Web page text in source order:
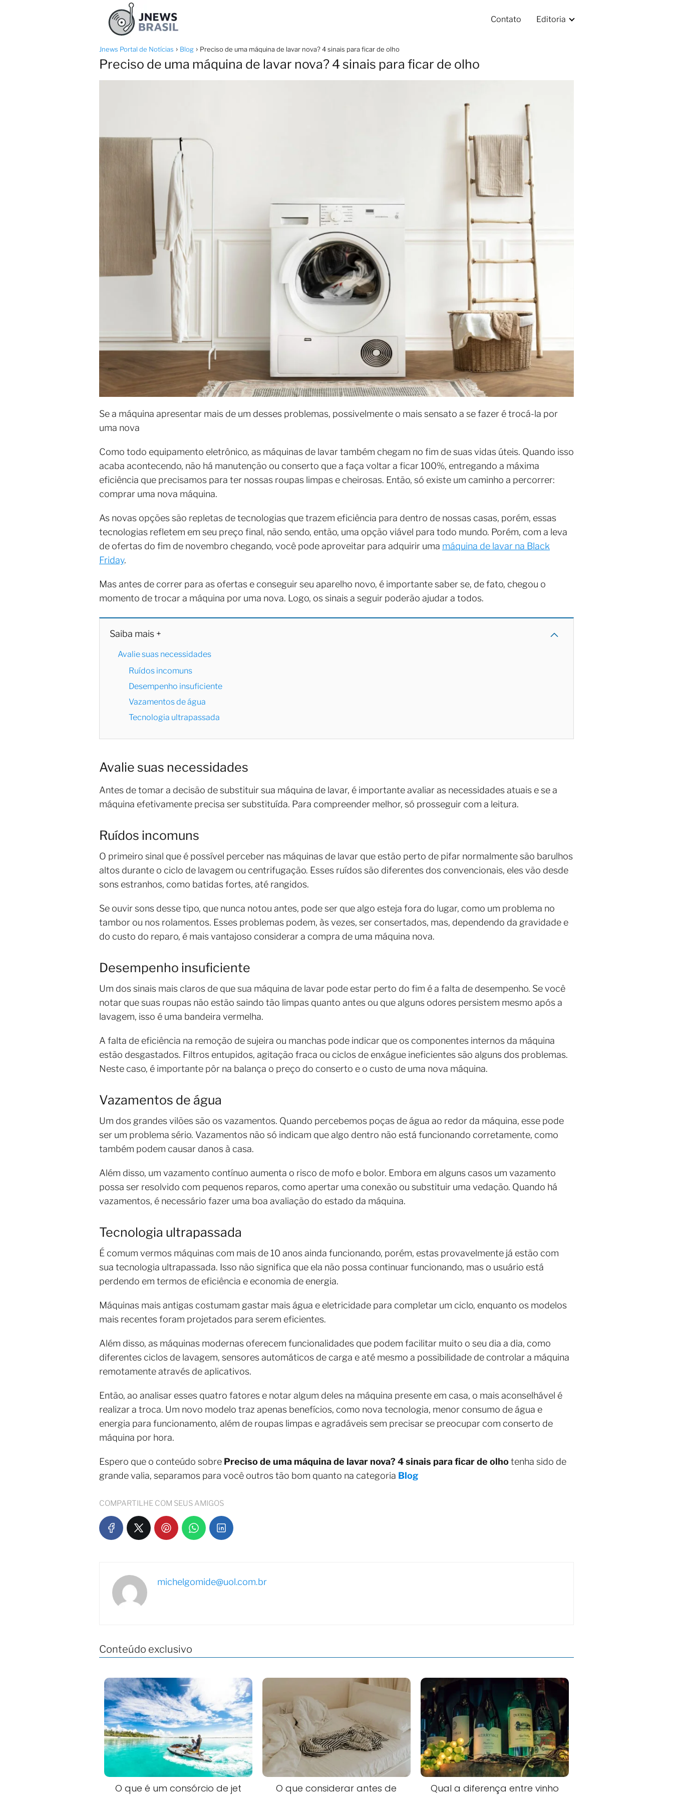
Contato Editoria
Jnews Portal de Notícias Blog Preciso de uma máquina de lavar nova? 4 sinais para ficar de olho
Preciso de uma máquina de lavar nova? 4 sinais para ficar de olho
Se a máquina apresentar mais de um desses problemas, possivelmente o mais sensato a se fazer é trocá-la por
uma nova
Como todo equipamento eletrônico, as máquinas de lavar também chegam no fim de suas vidas úteis. Quando isso
acaba acontecendo, não há manutenção ou conserto que a faça voltar a ficar 100%, entregando a máxima
eficiência que precisamos para ter nossas roupas limpas e cheirosas. Então, só existe um caminho a percorrer:
comprar uma nova máquina.
As novas opções são repletas de tecnologias que trazem eficiência para dentro de nossas casas, porém, essas
tecnologias refletem em seu preço final, não sendo, então, uma opção viável para todo mundo. Porém, com a leva
de ofertas do fim de novembro chegando, você pode aproveitar para adquirir uma máquina de lavar na Black
Friday.
Mas antes de correr para as ofertas e conseguir seu aparelho novo, é importante saber se, de fato, chegou o
momento de trocar a máquina por uma nova. Logo, os sinais a seguir poderão ajudar a todos.
Saiba mais +
Avalie suas necessidades
Ruídos incomuns
Desempenho insuficiente
Vazamentos de água
Tecnologia ultrapassada
Avalie suas necessidades
Antes de tomar a decisão de substituir sua máquina de lavar, é importante avaliar as necessidades atuais e se a
máquina efetivamente precisa ser substituída. Para compreender melhor, só prosseguir com a leitura.
Ruídos incomuns
O primeiro sinal que é possível perceber nas máquinas de lavar que estão perto de pifar normalmente são barulhos
altos durante o ciclo de lavagem ou centrifugação. Esses ruídos são diferentes dos convencionais, eles vão desde
sons estranhos, como batidas fortes, até rangidos.
Se ouvir sons desse tipo, que nunca notou antes, pode ser que algo esteja fora do lugar, como um problema no
tambor ou nos rolamentos. Esses problemas podem, às vezes, ser consertados, mas, dependendo da gravidade e
do custo do reparo, é mais vantajoso considerar a compra de uma máquina nova.
Desempenho insuficiente
Um dos sinais mais claros de que sua máquina de lavar pode estar perto do fim é a falta de desempenho. Se você
notar que suas roupas não estão saindo tão limpas quanto antes ou que alguns odores persistem mesmo após a
lavagem, isso é uma bandeira vermelha.
A falta de eficiência na remoção de sujeira ou manchas pode indicar que os componentes internos da máquina
estão desgastados. Filtros entupidos, agitação fraca ou ciclos de enxágue ineficientes são alguns dos problemas.
Neste caso, é importante pôr na balança o preço do conserto e o custo de uma nova máquina.
Vazamentos de água
Um dos grandes vilões são os vazamentos. Quando percebemos poças de água ao redor da máquina, esse pode
ser um problema sério. Vazamentos não só indicam que algo dentro não está funcionando corretamente, como
também podem causar danos à casa.
Além disso, um vazamento contínuo aumenta o risco de mofo e bolor. Embora em alguns casos um vazamento
possa ser resolvido com pequenos reparos, como apertar uma conexão ou substituir uma vedação. Quando há
vazamentos, é necessário fazer uma boa avaliação do estado da máquina.
Tecnologia ultrapassada
É comum vermos máquinas com mais de 10 anos ainda funcionando, porém, estas provavelmente já estão com
sua tecnologia ultrapassada. Isso não significa que ela não possa continuar funcionando, mas o usuário está
perdendo em termos de eficiência e economia de energia.
Máquinas mais antigas costumam gastar mais água e eletricidade para completar um ciclo, enquanto os modelos
mais recentes foram projetados para serem eficientes.
Além disso, as máquinas modernas oferecem funcionalidades que podem facilitar muito o seu dia a dia, como
diferentes ciclos de lavagem, sensores automáticos de carga e até mesmo a possibilidade de controlar a máquina
remotamente através de aplicativos.
Então, ao analisar esses quatro fatores e notar algum deles na máquina presente em casa, o mais aconselhável é
realizar a troca. Um novo modelo traz apenas benefícios, como nova tecnologia, menor consumo de água e
energia para funcionamento, além de roupas limpas e agradáveis sem precisar se preocupar com conserto de
máquina por hora.
Espero que o conteúdo sobre Preciso de uma máquina de lavar nova? 4 sinais para ficar de olhotenha sido de
grande valia, separamos para você outros tão bom quanto na categoria Blog
COMPARTILHE COM SEUS AMIGOS
michelgomide@uol.com.br
Conteúdo exclusivo
O que é um consórcio de jet
O que considerar antes de
Qual a diferença entre vinho